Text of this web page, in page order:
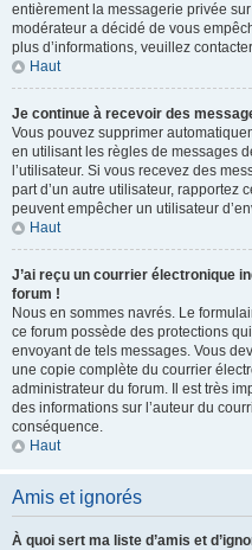
entièrement la messagerie privée
modérateur a décidé de vous
plus d’informations, veuillez
Haut
Je continue à recevoir des
Vous pouvez supprimer
en utilisant les règles de messages
l’utilisateur. Si vous recevez des
part d’un autre utilisateur, rapportez
peuvent empêcher un utilisateur
Haut
J’ai reçu un courrier électronique
forum !
Nous en sommes navrés. Le
ce forum possède des protections
envoyant de tels messages. Vous
une copie complète du courrier
administrateur du forum. Il est très
des informations sur l’auteur du
conséquence.
Haut
Amis et ignorés
À quoi sert ma liste d’amis et